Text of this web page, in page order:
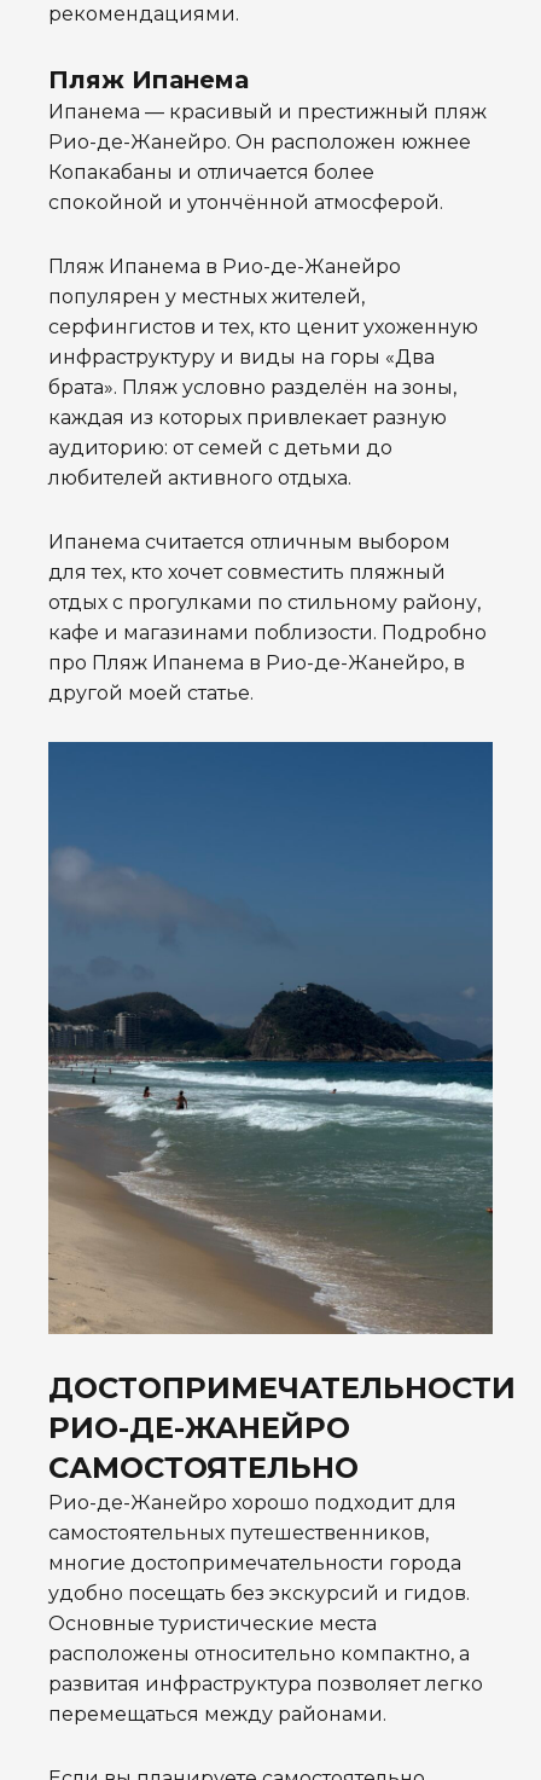
рекомендациями.
Пляж Ипанема
Ипанема — красивый и престижный пляж
Рио-де-Жанейро. Он расположен южнее
Копакабаны и отличается более
спокойной и утончённой атмосферой.
Пляж Ипанема в Рио-де-Жанейро
популярен у местных жителей,
серфингистов и тех, кто ценит ухоженную
инфраструктуру и виды на горы «Два
брата». Пляж условно разделён на зоны,
каждая из которых привлекает разную
аудиторию: от семей с детьми до
любителей активного отдыха.
Ипанема считается отличным выбором
для тех, кто хочет совместить пляжный
отдых с прогулками по стильному району,
кафе и магазинами поблизости. Подробно
про Пляж Ипанема в Рио-де-Жанейро, в
другой моей статье.
ДОСТОПРИМЕЧАТЕЛЬНОСТИ
РИО-ДЕ-ЖАНЕЙРО
САМОСТОЯТЕЛЬНО
Рио-де-Жанейро хорошо подходит для
самостоятельных путешественников,
многие достопримечательности города
удобно посещать без экскурсий и гидов.
Основные туристические места
расположены относительно компактно, а
развитая инфраструктура позволяет легко
перемещаться между районами.